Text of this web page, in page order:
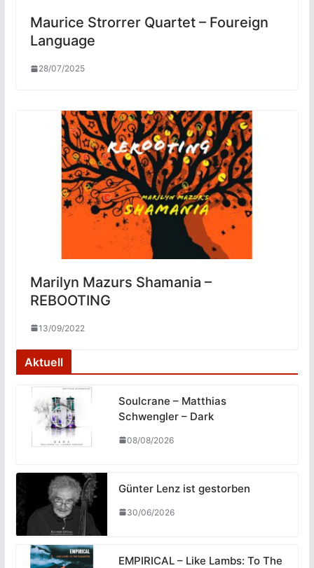
Maurice Strorrer Quartet – Foureign
Language
28/07/2025
Marilyn Mazurs Shamania –
REBOOTING
13/09/2022
Aktuell
Soulcrane – Matthias
Schwengler – Dark
08/08/2026
Günter Lenz ist gestorben
30/06/2026
EMPIRICAL – Like Lambs: To The